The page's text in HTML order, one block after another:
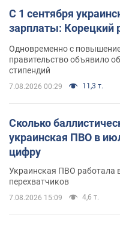
С 1 сентября
зарплаты: Корецкий
Одновременно с
правительство объявило
стипендий
7.08.2026 00:29 11,3 т.
Сколько
украинская ПВО в
цифру
Украинская ПВО работала
перехватчиков
7.08.2026 15:09 4,6 т.